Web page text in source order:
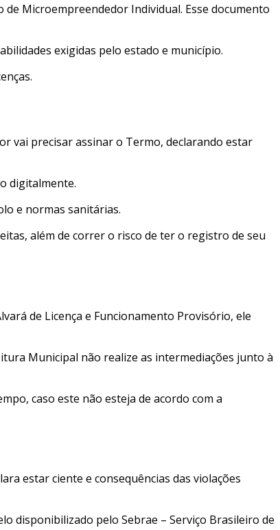
Microempreendedor Individual. Esse documento
exigidas pelo estado e município.
vai precisar assinar o Termo, declarando estar
digitalmente.
e normas sanitárias.
além de correr o risco de ter o registro de seu
de Licença e Funcionamento Provisório, ele
Municipal não realize as intermediações junto à
caso este não esteja de acordo com a
estar ciente e consequências das violações
disponibilizado pelo Sebrae – Serviço Brasileiro de